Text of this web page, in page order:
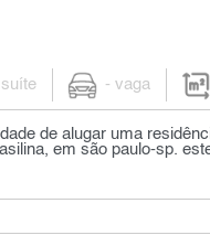
- vaga
de alugar uma
em são paulo-sp.